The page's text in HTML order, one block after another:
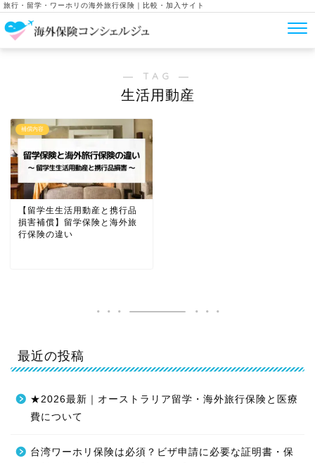
旅行・留学・ワーホリの海外旅行保険｜比較・加入サイト
― TAG ―
生活用動産
補償内容
【留学生生活用動産と携行品
損害補償】留学保険と海外旅
行保険の違い
最近の投稿
★2026最新｜オーストラリア留学・海外旅行保険と医療
費について
台湾ワーホリ保険は必須？ビザ申請に必要な証明書・保